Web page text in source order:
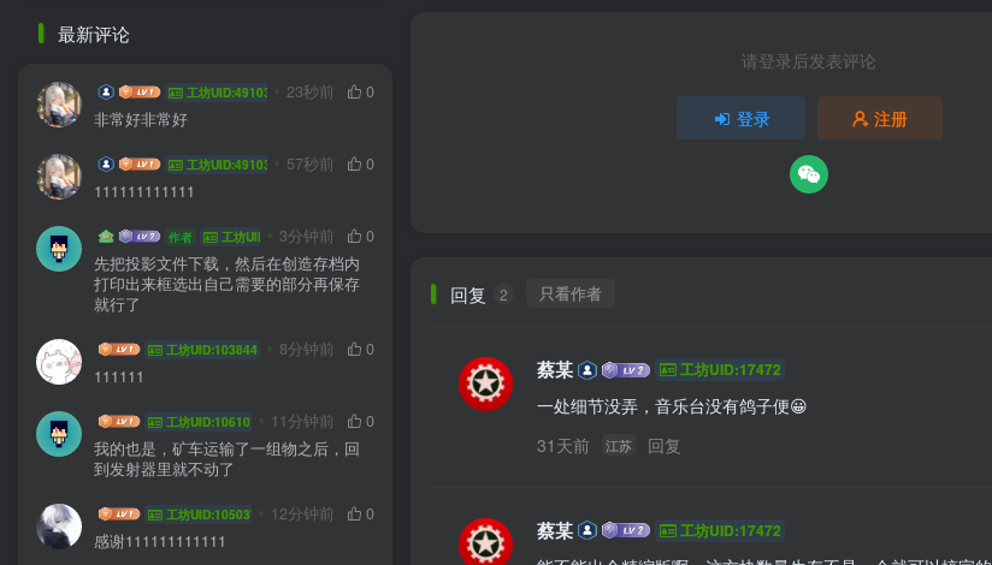
最新评论
lVV0v0VVl 工坊UID:49103 23秒前
0
非常好非常好
lVV0v0VVl 工坊UID:49103 57秒前
0
111111111111
Quaint_awa作者 工坊UID:459693分钟前
0
先把投影文件下载，然后在创造存档内
打印出来框选出自己需要的部分再保存
就行了
LIUSHIJIE工坊UID:103844 8分钟前
0
111111
十五sama工坊UID:106101 11分钟前
0
我的也是，矿车运输了一组物之后，回
到发射器里就不动了
Huanawa工坊UID:105037 12分钟前
0
感谢111111111111
请登录后发表评论
登录 注册
回复 2 只看作者
蔡某 工坊UID:17472
一处细节没弄，音乐台没有鸽子便😀
31天前
江苏 回复
蔡某 工坊UID:17472